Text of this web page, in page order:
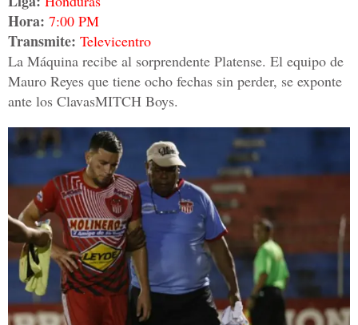
Hora: 7:00 PM
Transmite: Televicentro
La Máquina recibe al sorprendente Platense. El equipo de
Mauro Reyes que tiene ocho fechas sin perder, se exponte
ante los ClavasMITCH Boys.